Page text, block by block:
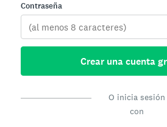
Contraseña
Crear una cuenta
O inicia sesión
con